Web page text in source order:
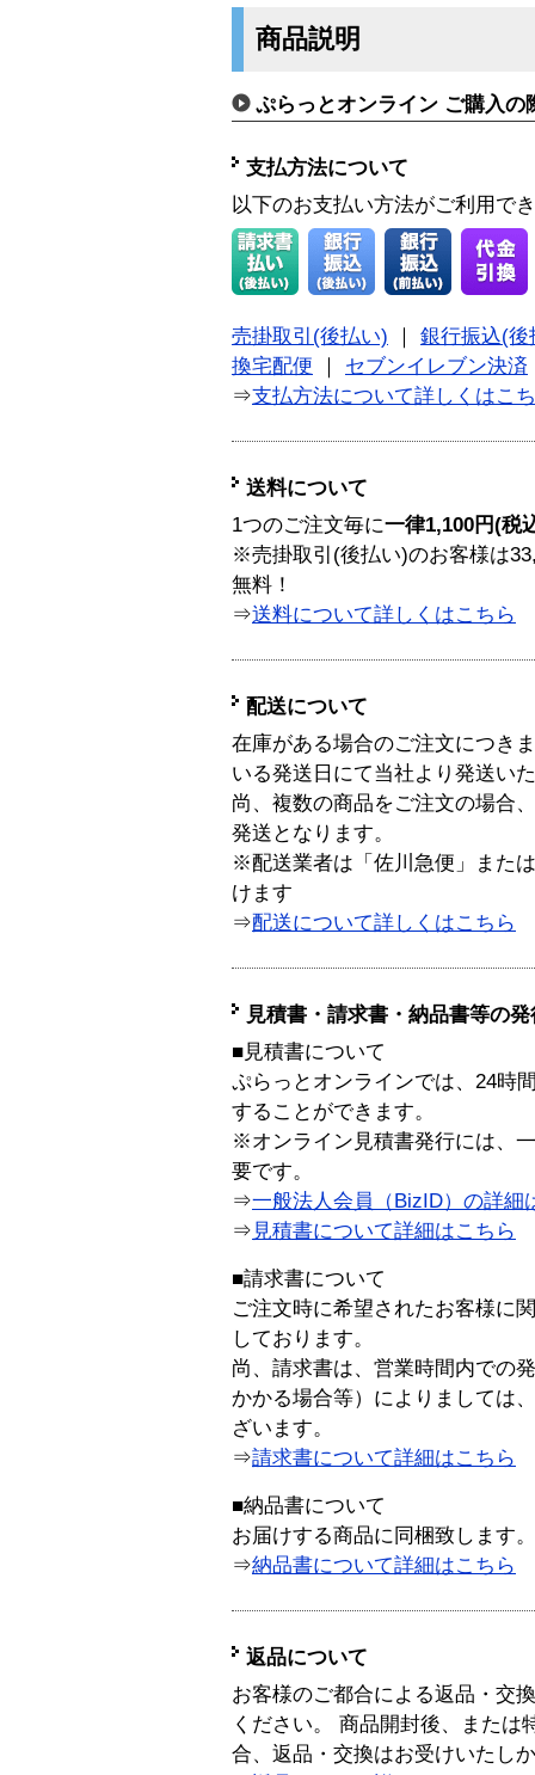
商品説明
ぷらっとオンライン ご購入の
支払方法について
以下のお支払い方法がご利用で
売掛取引(後払い)
銀行振込(後
換宅配便
セブンイレブン決済
⇒支払方法について詳しくはこ
送料について
1つのご注文毎に一律1,100円(税
※売掛取引(後払い)のお客様は
無料！
⇒送料について詳しくはこちら
配送について
在庫がある場合のご注文につき
いる発送日にて当社より発送い
尚、複数の商品をご注文の場合
発送となります。
※配送業者は「佐川急便」また
けます
⇒配送について詳しくはこちら
見積書・請求書・納品書等の
■見積書について
ぷらっとオンラインでは、24時
することができます。
※オンライン見積書発行には、
要です。
⇒一般法人会員（BizID）の詳細
⇒ 見積書について詳細はこちら
■請求書について
ご注文時に希望されたお客様に
しております。
尚、請求書は、営業時間内での
かかる場合等）によりましては
ざいます。
⇒請求書について詳細はこちら
■納品書について
お届けする商品に同梱致します。
⇒納品書について詳細はこちら
返品について
お客様のご都合による返品・交
ください。 商品開封後、または
合、返品・交換はお受けいたし